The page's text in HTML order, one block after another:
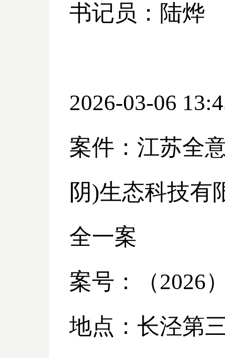
书记员：陆烨
2026-03-06
案件：江苏全
阴)生态科技有
全一案
案号：（2026
地点：长泾第